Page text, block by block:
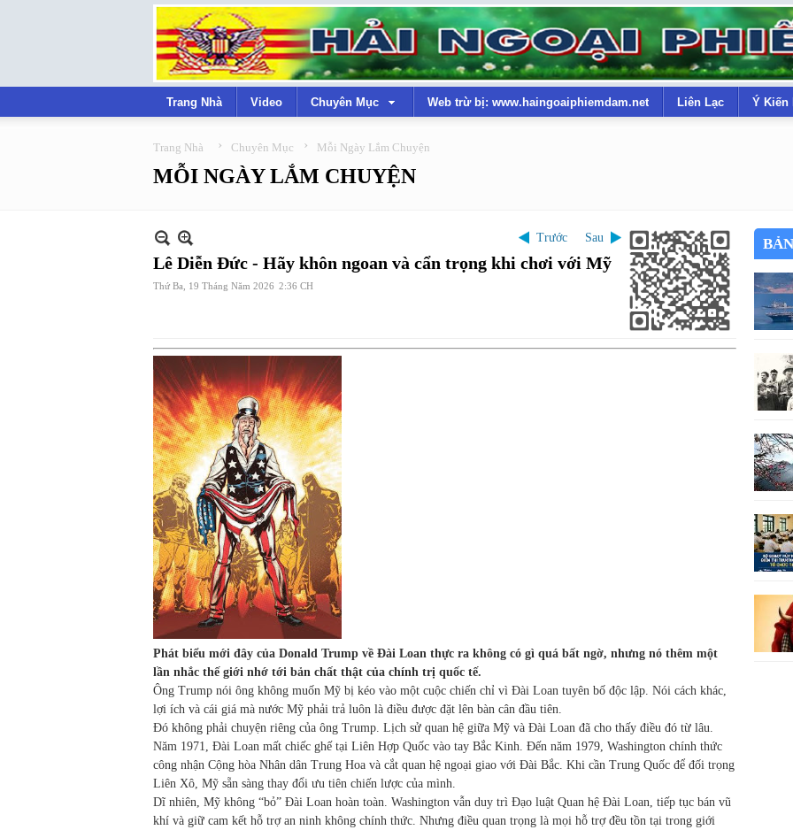
Trang Nhà Video Chuyên Mục Web trừ bị: www.haingoaiphiemdam.net Liên Lạc Ý Kiến
Trang Nhà › Chuyên Mục › Mỗi Ngày Lắm Chuyện
MỖI NGÀY LẮM CHUYỆN
Trước Sau
Lê Diễn Đức - Hãy khôn ngoan và cẩn trọng khi chơi với Mỹ
Thứ Ba, 19 Tháng Năm 2026 2:36 CH
Phát biểu mới đây của Donald Trump về Đài Loan thực ra không có gì quá bất ngờ, nhưng nó thêm một
lần nhắc thế giới nhớ tới bản chất thật của chính trị quốc tế.
Ông Trump nói ông không muốn Mỹ bị kéo vào một cuộc chiến chỉ vì Đài Loan tuyên bố độc lập. Nói cách khác,
lợi ích và cái giá mà nước Mỹ phải trả luôn là điều được đặt lên bàn cân đầu tiên.
Đó không phải chuyện riêng của ông Trump. Lịch sử quan hệ giữa Mỹ và Đài Loan đã cho thấy điều đó từ lâu.
Năm 1971, Đài Loan mất chiếc ghế tại Liên Hợp Quốc vào tay Bắc Kinh. Đến năm 1979, Washington chính thức
công nhận Cộng hòa Nhân dân Trung Hoa và cắt quan hệ ngoại giao với Đài Bắc. Khi cần Trung Quốc để đối trọng
Liên Xô, Mỹ sẵn sàng thay đổi ưu tiên chiến lược của mình.
Dĩ nhiên, Mỹ không “bỏ” Đài Loan hoàn toàn. Washington vẫn duy trì Đạo luật Quan hệ Đài Loan, tiếp tục bán vũ
khí và giữ cam kết hỗ trợ an ninh không chính thức. Nhưng điều quan trọng là mọi hỗ trợ đều tồn tại trong giới